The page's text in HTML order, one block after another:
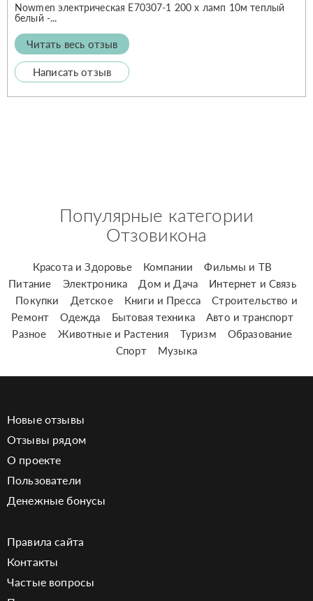
Nowmen электрическая Е70307-1 200 x ламп 10м теплый
белый -...
Читать весь отзыв
Написать отзыв
Популярные категории
Отзовикона
Красота и Здоровье Компании
Фильмы и ТВ
Питание
Электроника Дом и Дача
Интернет и Связь
Покупки
Детское Книги и Пресса
Строительство и
Ремонт
Одежда Бытовая техника
Авто и транспорт
Разное
Животные и Растения Туризм
Образование
Спорт
Музыка
Новые отзывы
Отзывы рядом
О проекте
Пользователи
Денежные бонусы
Правила сайта
Контакты
Частые вопросы